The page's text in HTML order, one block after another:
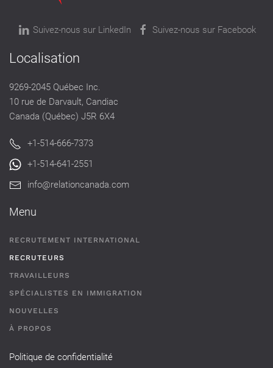
Suivez-nous sur LinkedIn Suivez-nous sur Facebook
Localisation
9269-2045 Québec Inc.
10 rue de Darvault, Candiac
Canada (Québec) J5R 6X4
+1-514-666-7373
+1-514-641-2551
info@relationcanada.com
Menu
RECRUTEMENT INTERNATIONAL
RECRUTEURS
TRAVAILLEURS
SPÉCIALISTES EN IMMIGRATION
NOUVELLES
À PROPOS
Politique de confidentialité